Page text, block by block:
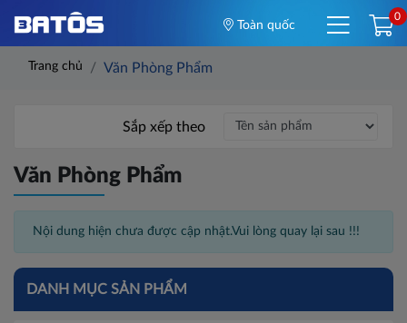
Toàn quốc
0
Trang chủ Văn Phòng Phẩm
DANH MỤC SẢN PHẨM
Sắp xếp theo
Văn Phòng Phẩm
Nội dung hiện chưa được cập nhật.Vui lòng quay lại sau !!!